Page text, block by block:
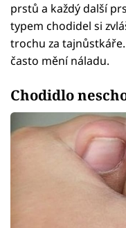
prstů a každý další
typem chodidel si
trochu za
často mění náladu.
Chodidlo